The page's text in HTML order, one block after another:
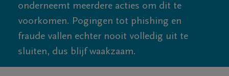
onderneemt meerdere acties om dit te
voorkomen. Pogingen tot phishing en
fraude vallen echter nooit volledig uit te
sluiten, dus blijf waakzaam.